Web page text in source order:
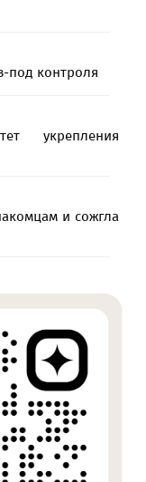
под контроля
укрепления
и сожгла